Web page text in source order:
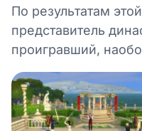
По результатам
представитель
проигравший,